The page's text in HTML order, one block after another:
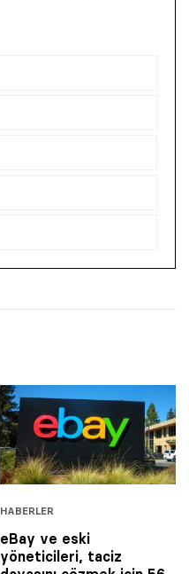
HABERLER
eBay ve eski
yöneticileri, taciz